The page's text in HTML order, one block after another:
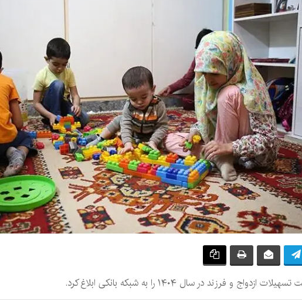
فرزند در سال ۱۴۰۴ را به شبکه بانکی ابلاغ کرد.